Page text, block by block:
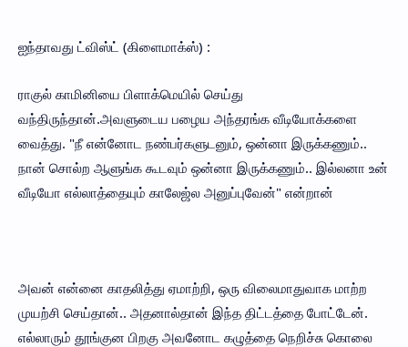
ஐந்தாவது ட்விஸ்ட் (கிளைமாக்ஸ்) :
ராகுல் காமினியை பிளாக்மெயில் செய்து
வந்திருந்தான்.அவளுடைய பழைய அந்தரங்க வீடியோக்களை
வைத்து. "நீ என்னோட நண்பர்களுடனும், ஒன்னா இருக்கணும்..
நான் சொல்ற ஆளுங்க கூடவும் ஒன்னா இருக்கணும்.. இல்லனா உன்
வீடியோ எல்லாத்தையும் காலேஜ்ல அனுப்புவேன்" என்றான்
அவன் என்னை காதலித்து ஏமாற்றி, ஒரு விலைமாதுவாக மாற்ற
முயற்சி செய்தான்.. அதனால்தான் இந்த திட்டத்தை போட்டேன்.
எல்லாரும் தூங்குன பிறகு அவனோட கழுத்தை நெறிச்சு கொலை